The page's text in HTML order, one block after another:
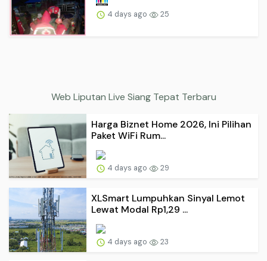
4 days ago 25
Web Liputan Live Siang Tepat Terbaru
Harga Biznet Home 2026, Ini Pilihan
Paket WiFi Rum...
4 days ago 29
XLSmart Lumpuhkan Sinyal Lemot
Lewat Modal Rp1,29 ...
4 days ago 23